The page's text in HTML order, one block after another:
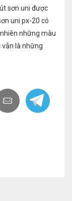
sơn uni được
uni px-20 có
những màu
vẫn là những